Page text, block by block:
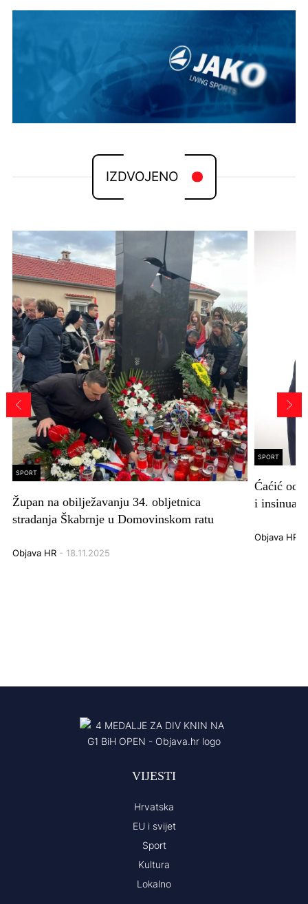
IZDVOJENO
SPORT
Župan na obilježavanju 34. obljetnica
stradanja Škabrnje u Domovinskom ratu
Objava HR - 18.11.2025
SPORT
Ćaćić
i
Objava HR
VIJESTI
Hrvatska
EU i svijet
Sport
Kultura
Lokalno